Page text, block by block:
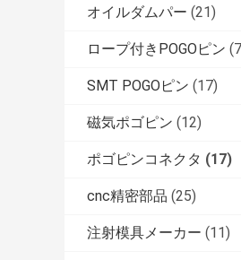
オイルダムパー (21)
ロープ付きPOGOピン
SMT POGOピン (17)
磁気ポゴピン (12)
ポゴピンコネクタ (17)
cnc精密部品 (25)
注射模具メーカー (11)